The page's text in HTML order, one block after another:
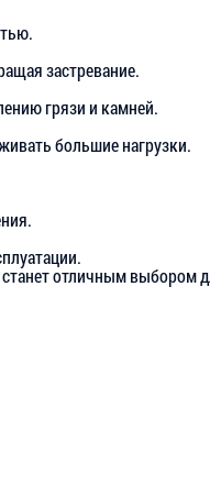
застревание.
грязи и камней.
большие нагрузки.
отличным выбором